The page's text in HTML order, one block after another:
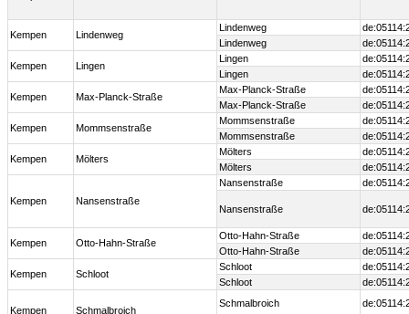
Kempen Lindenweg
Lindenweg
Lindenweg
Kempen Lingen
Lingen
Lingen
Kempen Max-Planck-Straße
Max-Planck-Straße
Max-Planck-Straße
Kempen Mommsenstraße
Mommsenstraße
Mommsenstraße
Kempen Mölters
Mölters
Mölters
Kempen Nansenstraße
Nansenstraße
Nansenstraße
Kempen Otto-Hahn-Straße
Otto-Hahn-Straße
Otto-Hahn-Straße
Kempen Schloot
Schloot
Schloot
Kempen Schmalbroich
Schmalbroich